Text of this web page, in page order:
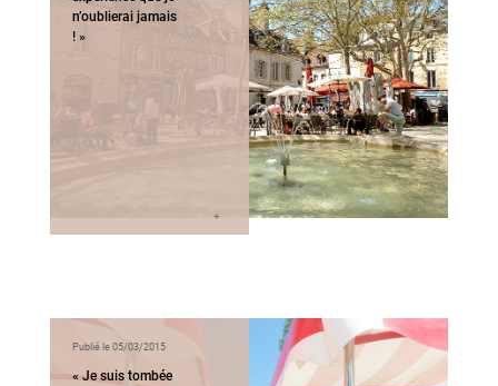
n’oublierai jamais
! »
Publié le 05/03/2015
« Je suis tombée